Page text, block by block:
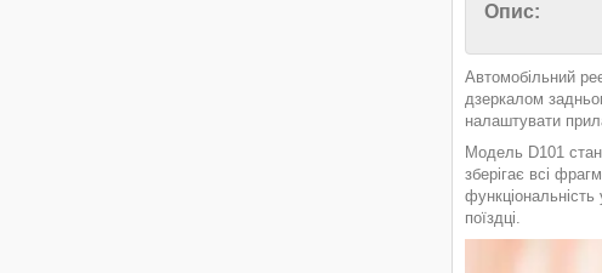
Опис:
Автомобільний
дзеркалом
налаштувати
Модель D101
зберігає всі
поїздці.